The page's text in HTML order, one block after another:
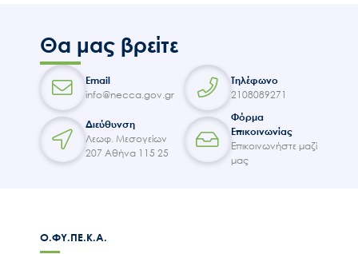
Θα μας βρείτε
Email
info@necca.gov.gr
Τηλέφωνο
2108089271
Διεύθυνση
Λεωφ. Μεσογείων
207 Αθήνα 115 25
Φόρμα
Επικοινωνίας
Επικοινωνήστε μαζί
μας
Ο.ΦΥ.ΠΕ.Κ.Α.